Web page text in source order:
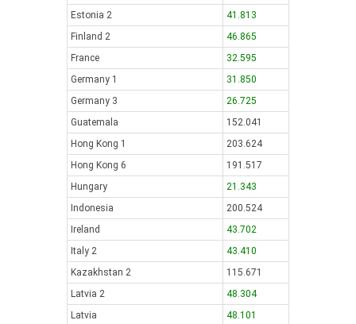
Estonia 2
41.813
Finland 2
46.865
France
32.595
Germany 1
31.850
Germany 3
26.725
Guatemala
152.041
Hong Kong 1
203.624
Hong Kong 6
191.517
Hungary
21.343
Indonesia
200.524
Ireland
43.702
Italy 2
43.410
Kazakhstan 2
115.671
Latvia 2
48.304
Latvia
48.101